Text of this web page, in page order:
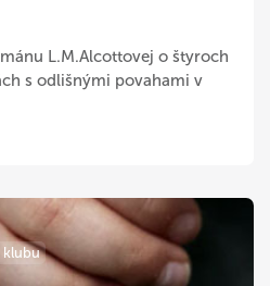
L.M.Alcottovej o štyroch
s odlišnými povahami v
klubu